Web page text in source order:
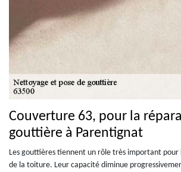
Couverture 63, pour la
gouttière à Parentignat
Les gouttières tiennent un rôle très important pour
de la toiture. Leur capacité diminue